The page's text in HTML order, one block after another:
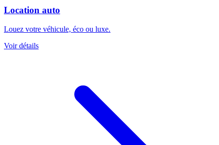
Location auto
Louez votre véhicule, éco ou luxe.
Voir détails